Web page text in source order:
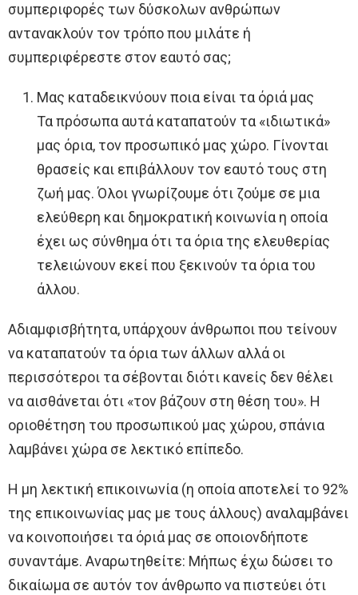
συμπεριφορές των δύσκολων ανθρώπων
αντανακλούν τον τρόπο που μιλάτε ή
συμπεριφέρεστε στον εαυτό σας;
Μας καταδεικνύουν ποια είναι τα όριά μας
Τα πρόσωπα αυτά καταπατούν τα «ιδιωτικά»
μας όρια, τον προσωπικό μας χώρο. Γίνονται
θρασείς και επιβάλλουν τον εαυτό τους στη
ζωή μας. Όλοι γνωρίζουμε ότι ζούμε σε μια
ελεύθερη και δημοκρατική κοινωνία η οποία
έχει ως σύνθημα ότι τα όρια της ελευθερίας
τελειώνουν εκεί που ξεκινούν τα όρια του
άλλου.
Αδιαμφισβήτητα, υπάρχουν άνθρωποι που τείνουν
να καταπατούν τα όρια των άλλων αλλά οι
περισσότεροι τα σέβονται διότι κανείς δεν θέλει
να αισθάνεται ότι «τον βάζουν στη θέση του». Η
οριοθέτηση του προσωπικού μας χώρου, σπάνια
λαμβάνει χώρα σε λεκτικό επίπεδο.
Η μη λεκτική επικοινωνία (η οποία αποτελεί το 92%
της επικοινωνίας μας με τους άλλους) αναλαμβάνει
να κοινοποιήσει τα όριά μας σε οποιονδήποτε
συναντάμε. Αναρωτηθείτε: Μήπως έχω δώσει το
δικαίωμα σε αυτόν τον άνθρωπο να πιστεύει ότι